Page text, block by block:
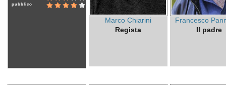
pubblico
Marco Chiarini
Regista
Francesco
Il padre